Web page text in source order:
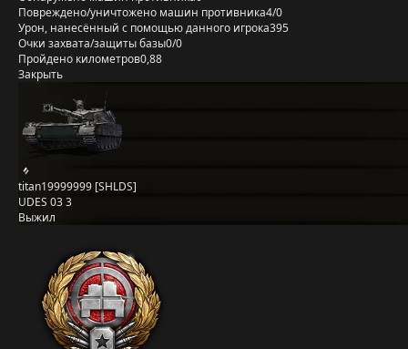
Повреждено/уничтожено машин противника4/0
Урон, нанесённый с помощью данного игрока395
Очки захвата/защиты базы0/0
Пройдено километров0,88
Закрыть
titan19999999 [SHLDS]
UDES 03 3
Выжил